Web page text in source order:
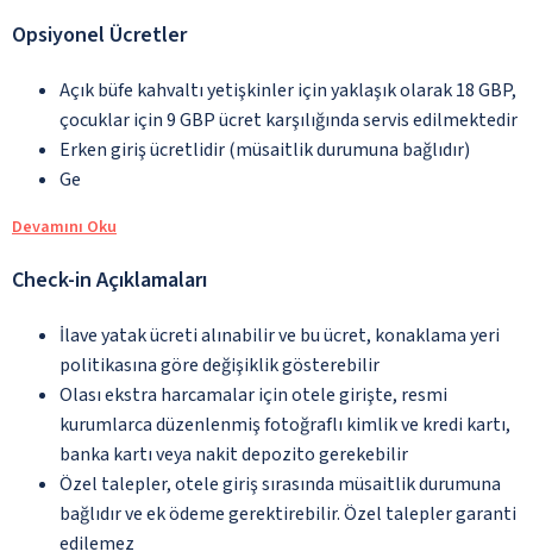
Opsiyonel Ücretler
Açık büfe kahvaltı yetişkinler için yaklaşık olarak 18 GBP,
çocuklar için 9 GBP ücret karşılığında servis edilmektedir
Erken giriş ücretlidir (müsaitlik durumuna bağlıdır)
Ge
Devamını Oku
Check-in Açıklamaları
İlave yatak ücreti alınabilir ve bu ücret, konaklama yeri
politikasına göre değişiklik gösterebilir
Olası ekstra harcamalar için otele girişte, resmi
kurumlarca düzenlenmiş fotoğraflı kimlik ve kredi kartı,
banka kartı veya nakit depozito gerekebilir
Özel talepler, otele giriş sırasında müsaitlik durumuna
bağlıdır ve ek ödeme gerektirebilir. Özel talepler garanti
edilemez